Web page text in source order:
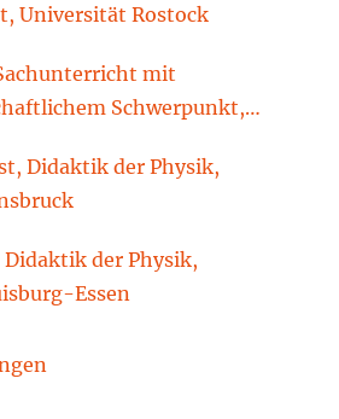
Universität Rostock
mit
Schwerpunkt,
Cottbus-Senftenberg
Didaktik der Physik,
der Physik,
Essen